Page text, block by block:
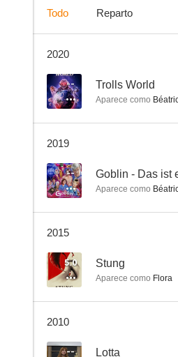
Todo Reparto
2020
-- Trolls World
Aparece como
2019
-- Goblin - Das ist
Aparece como
2015
5.0 Stung
Aparece como Flora
2010
-- Lotta